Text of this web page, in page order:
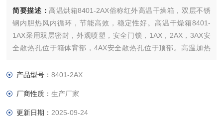
简要描述： 高温烘箱8401-2AX俗称红外高温干燥箱，双层不锈
钢内胆热风内循环，节能高效，稳定性好。高温干燥箱8401-
1AX采用双层密封，外观喷塑，安全门锁，1AX，2AX，3AX安
全散热孔位于箱体背部，4AX安全散热孔位于顶部。高温加热
间温度均匀性好，PID智能系统，多波段升温，恒温。
产品型号：8401-2AX
厂商性质：生产厂家
更新日期： 2025-09-24